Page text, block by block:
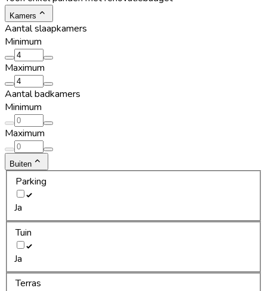
Kamers
Aantal slaapkamers
Minimum
Maximum
Aantal badkamers
Minimum
Maximum
Buiten
Parking
Ja
Tuin
Ja
Terras